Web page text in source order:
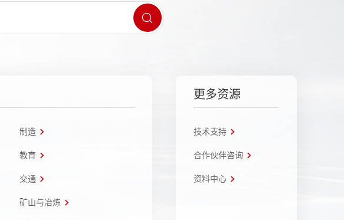
制造
教育
交通
矿山与冶炼
更多资源
技术支持
合作伙伴咨询
资料中心